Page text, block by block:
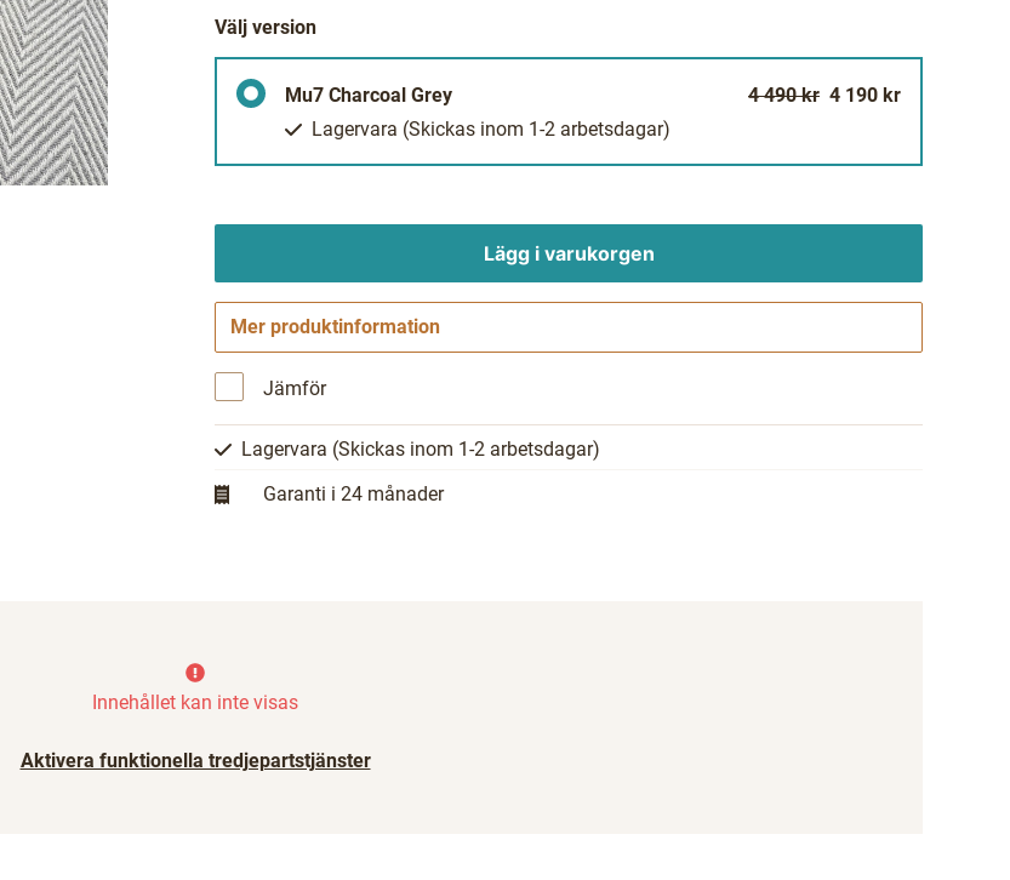
Välj version
Mu7 Charcoal Grey 4 190 kr
4 490 kr
Lagervara (Skickas inom 1-2 arbetsdagar)
Lägg i varukorgen
Mer produktinformation
Jämför
Lagervara (Skickas inom 1-2 arbetsdagar)
Garanti i 24 månader
Innehållet kan inte visas
Aktivera funktionella tredjepartstjänster